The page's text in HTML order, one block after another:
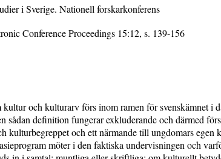
i Sverige. Nationell forskarkonferens
Conference Proceedings 15:12, s. 139-156
och kulturarv förs inom ramen för svenskämnet i
sådan definition fungerar exkluderande och därmed
kulturbegreppet och ett närmande till ungdomars
möter i den faktiska undervisningen och